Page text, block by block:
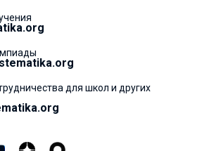
для школ и других